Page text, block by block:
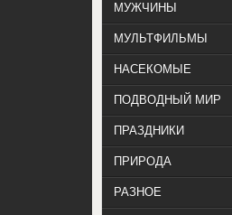
МУЖЧИНЫ
МУЛЬТФИЛЬМЫ
НАСЕКОМЫЕ
ПОДВОДНЫЙ МИР
ПРАЗДНИКИ
ПРИРОДА
РАЗНОЕ